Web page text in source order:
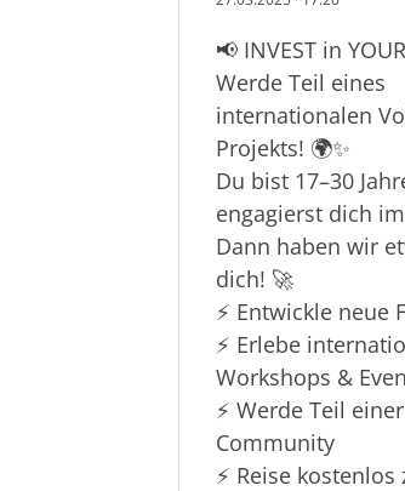
📢 INVEST in
Werde Teil eines
internationalen
Projekts! 🌍✨
Du bist 17–30
engagierst dich
Dann haben wir
dich! 🚀
⚡ Entwickle neue
⚡ Erlebe
Workshops &
⚡ Werde Teil
Community
⚡ Reise kostenlos